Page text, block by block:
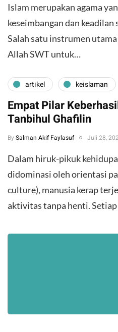
Islam merupakan agama
keseimbangan dan
Salah satu instrumen
Allah SWT untuk…
artikel keislaman
Empat Pilar
Tanbihul Ghafilin
By Salman Akif Faylasuf Juli 28,
Dalam hiruk-pikuk
didominasi oleh orientasi
culture), manusia kerap
aktivitas tanpa henti.